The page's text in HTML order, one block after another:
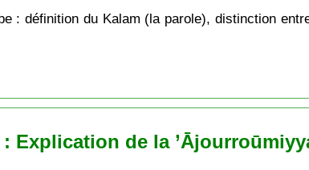
: définition du Kalam (la parole), distinction
Explication de la